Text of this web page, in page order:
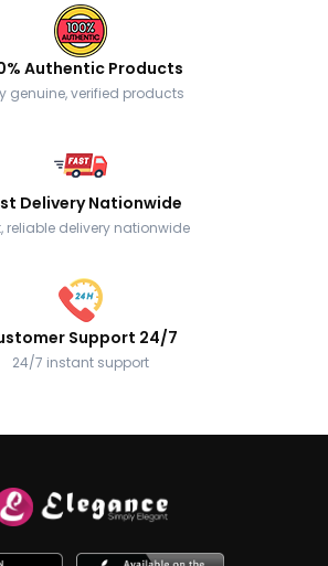
Authentic Products
genuine, verified products
Delivery Nationwide
reliable delivery nationwide
Support 24/7
24/7 instant support